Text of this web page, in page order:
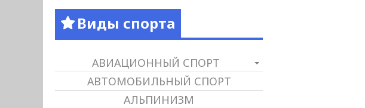
Виды спорта
АВИАЦИОННЫЙ СПОРТ
АВТОМОБИЛЬНЫЙ СПОРТ
АЛЬПИНИЗМ